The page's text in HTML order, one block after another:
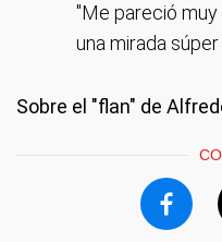
"Me pareció
una mirada
Sobre el "flan" de